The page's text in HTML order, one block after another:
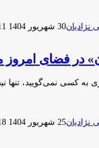
30 شهریور 1404 16:11
فضای امروز
به کسی نمی‌گویید، تنها
25 شهریور 1404 20:18